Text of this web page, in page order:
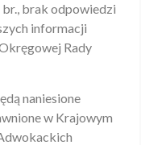
brak odpowiedzi
informacji
Rady
naniesione
w Krajowym